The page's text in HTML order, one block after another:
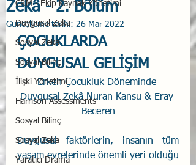
CRM - Ekip Kaynak Yönetimi
Duygusal Zeka
Sosyal Zeka
Sosyal Bilinç
İlişki Yönetimi
Harrison Assessments
Sosyal Bilinç
Sosyal Zeka
Yaratıcı Drama
Zekâ - 2. Bölüm
Güncelleme tarihi: 26 Mar 2022
ÇOCUKLARDA
DUYGUSAL GELİŞİM
Erken Çocukluk Döneminde
Duygusal Zekâ Nuran Kansu & Eray
Beceren
Duygusal faktörlerin, insanın tüm
yaşam evrelerinde önemli yeri olduğu